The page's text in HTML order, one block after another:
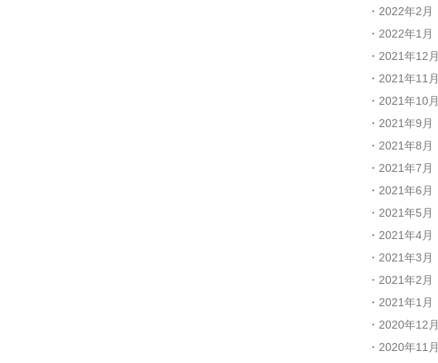
2022年2月
2022年1月
2021年12月
2021年11月
2021年10月
2021年9月
2021年8月
2021年7月
2021年6月
2021年5月
2021年4月
2021年3月
2021年2月
2021年1月
2020年12月
2020年11月